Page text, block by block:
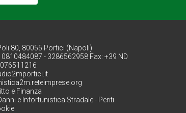
80, 80055 Portici (Napoli)
- 3286562958 Fax: +39 ND
e Finanza
e Infortunistica Stradale - Periti